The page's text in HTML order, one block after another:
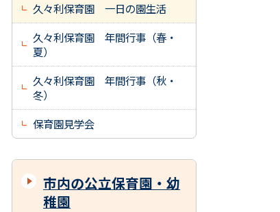
久々利保育園 一日の園生活
久々利保育園 年間行事（春・
夏）
久々利保育園 年間行事（秋・
冬）
保育園見学会
市内の公立保育園・幼
稚園